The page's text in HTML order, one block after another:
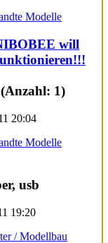
Modelle
will
20:04
Modelle
19:20
/ Modellbau